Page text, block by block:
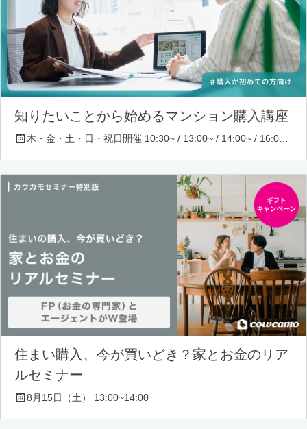
知りたいことから始めるマンション購入講座
住まい購入、今が買いどき？家とお金のリア
ルセミナー
8月15日（土） 13:00~14:00